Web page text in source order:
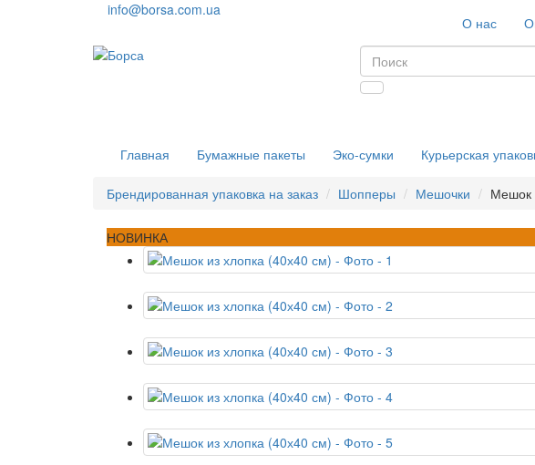
info@borsa.com.ua
О нас
Главная Бумажные пакеты Эко-сумки Курьерская
Брендированная упаковка на заказ Шопперы Мешочки Мешок
НОВИНКА